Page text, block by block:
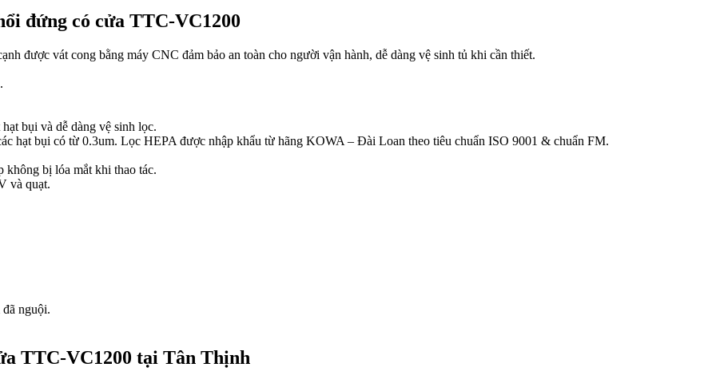
đứng có cửa TTC-VC1200
được vát cong bằng máy CNC đảm bảo an toàn cho người vận hành, dễ dàng vệ sinh tủ khi cần thiết.
bụi và dễ dàng vệ sinh lọc.
hạt bụi có từ 0.3um. Lọc HEPA được nhập khẩu từ hãng KOWA – Đài Loan theo tiêu chuẩn ISO 9001 & chuẩn FM.
không bị lóa mắt khi thao tác.
và quạt.
nguội.
TTC-VC1200 tại Tân Thịnh